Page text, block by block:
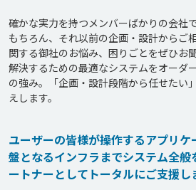
確かな実力を持つメンバーばかりの会社
もちろん、それ以前の企画・設計からご
関する御社のお悩み、困りごとをぜひお
解決するための最適なシステムをオーダ
の強み。「企画・設計段階から任せたい
えします。
ユーザーの皆様が操作するアプリ
盤となるインフラまでシステム全
ートナーとしてトータルにご支援し